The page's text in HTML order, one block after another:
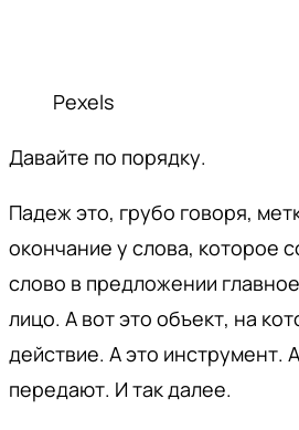
Pexels
Давайте по порядку.
Падеж это, грубо говоря,
окончание у слова, которое
слово в предложении
лицо. А вот это объект, на
действие. А это инструмент.
передают. И так далее.